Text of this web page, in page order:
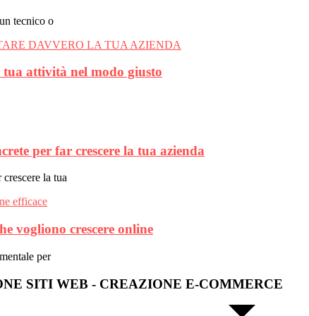
tecnico o
tua attività nel modo giusto
per far crescere la tua azienda
la tua
vogliono crescere online
per
SITI WEB - CREAZIONE E-COMMERCE